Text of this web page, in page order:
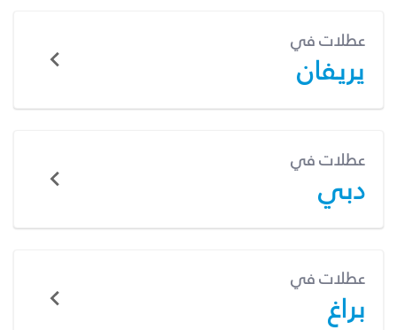
عطلات في
يريفان
عطلات في
دبي
عطلات في
براغ